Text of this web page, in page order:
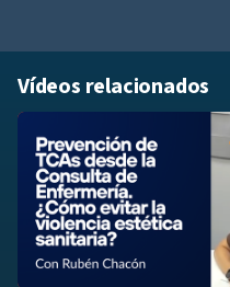
Vídeos relacionados